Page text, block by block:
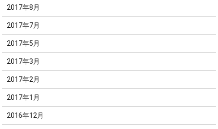
2017年8月
2017年7月
2017年5月
2017年3月
2017年2月
2017年1月
2016年12月